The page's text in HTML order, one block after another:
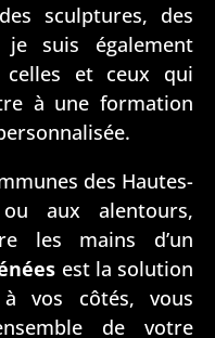
sculptures, des
suis également
et ceux qui
à une formation
des Hautes-
aux alentours,
les mains d’un
est la solution
vos côtés, vous
de votre